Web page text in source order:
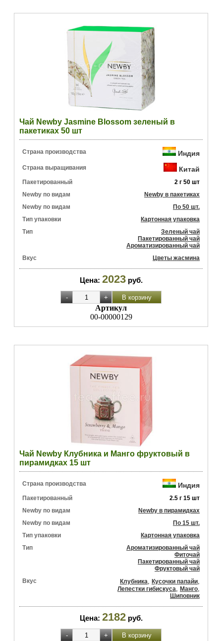
Чай Newby Jasmine Blossom зеленый в
пакетиках 50 шт
Страна производства Индия
Страна выращивания Китай
Пакетированный
2 г 50 шт
Newby по видам
Newby в пакетиках
Newby по видам
По 50 шт.
Тип упаковки
Картонная упаковка
Тип
Зеленый чай
Пакетированный чай
Ароматизированный чай
Вкус
Цветы жасмина
Цена: 2023 руб.
Артикул
00-00000129
Чай Newby Клубника и Манго фруктовый в
пирамидках 15 шт
Страна производства Индия
Пакетированный
2.5 г 15 шт
Newby по видам
Newby в пирамидках
Newby по видам
По 15 шт.
Тип упаковки
Картонная упаковка
Тип
Ароматизированный чай
Фиточай
Пакетированный чай
Фруктовый чай
Вкус
Клубника, Кусочки папайи,
Лепестки гибискуса, Манго,
Шиповник
Цена: 2182 руб.